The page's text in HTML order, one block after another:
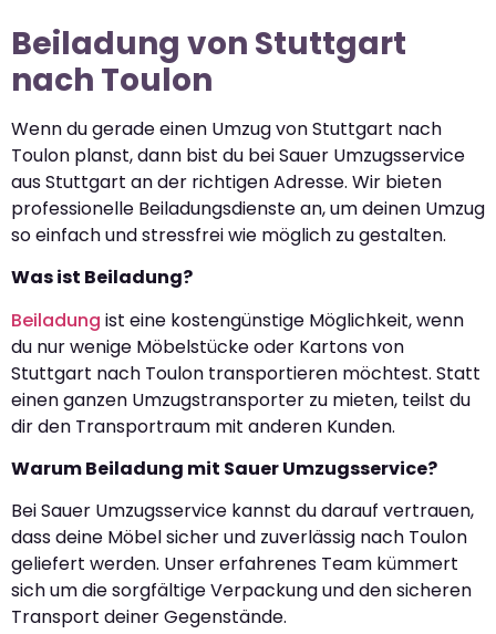
Beiladung von Stuttgart
nach Toulon
Wenn du gerade einen Umzug von Stuttgart nach
Toulon planst, dann bist du bei Sauer Umzugsservice
aus Stuttgart an der richtigen Adresse. Wir bieten
professionelle Beiladungsdienste an, um deinen Umzug
so einfach und stressfrei wie möglich zu gestalten.
Was ist Beiladung?
Beiladung ist eine kostengünstige Möglichkeit, wenn
du nur wenige Möbelstücke oder Kartons von
Stuttgart nach Toulon transportieren möchtest. Statt
einen ganzen Umzugstransporter zu mieten, teilst du
dir den Transportraum mit anderen Kunden.
Warum Beiladung mit Sauer Umzugsservice?
Bei Sauer Umzugsservice kannst du darauf vertrauen,
dass deine Möbel sicher und zuverlässig nach Toulon
geliefert werden. Unser erfahrenes Team kümmert
sich um die sorgfältige Verpackung und den sicheren
Transport deiner Gegenstände.